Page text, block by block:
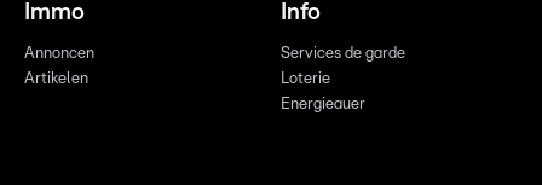
Immo
Annoncen
Artikelen
Info
Services de garde
Loterie
Energieauer